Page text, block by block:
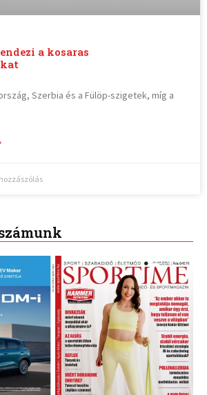
a kosaras
Szerbia és a Fülöp-szigetek, míg a